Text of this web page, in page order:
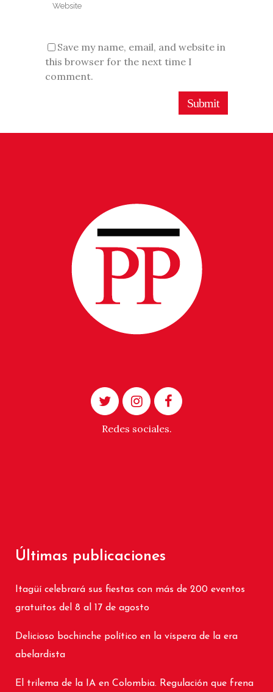
Save my name, email, and website in
this browser for the next time I
comment.
Redes sociales.
Últimas publicaciones
Itagüí celebrará sus fiestas con más de 200 eventos
gratuitos del 8 al 17 de agosto
Delicioso bochinche político en la víspera de la era
abelardista
El trilema de la IA en Colombia. Regulación que frena